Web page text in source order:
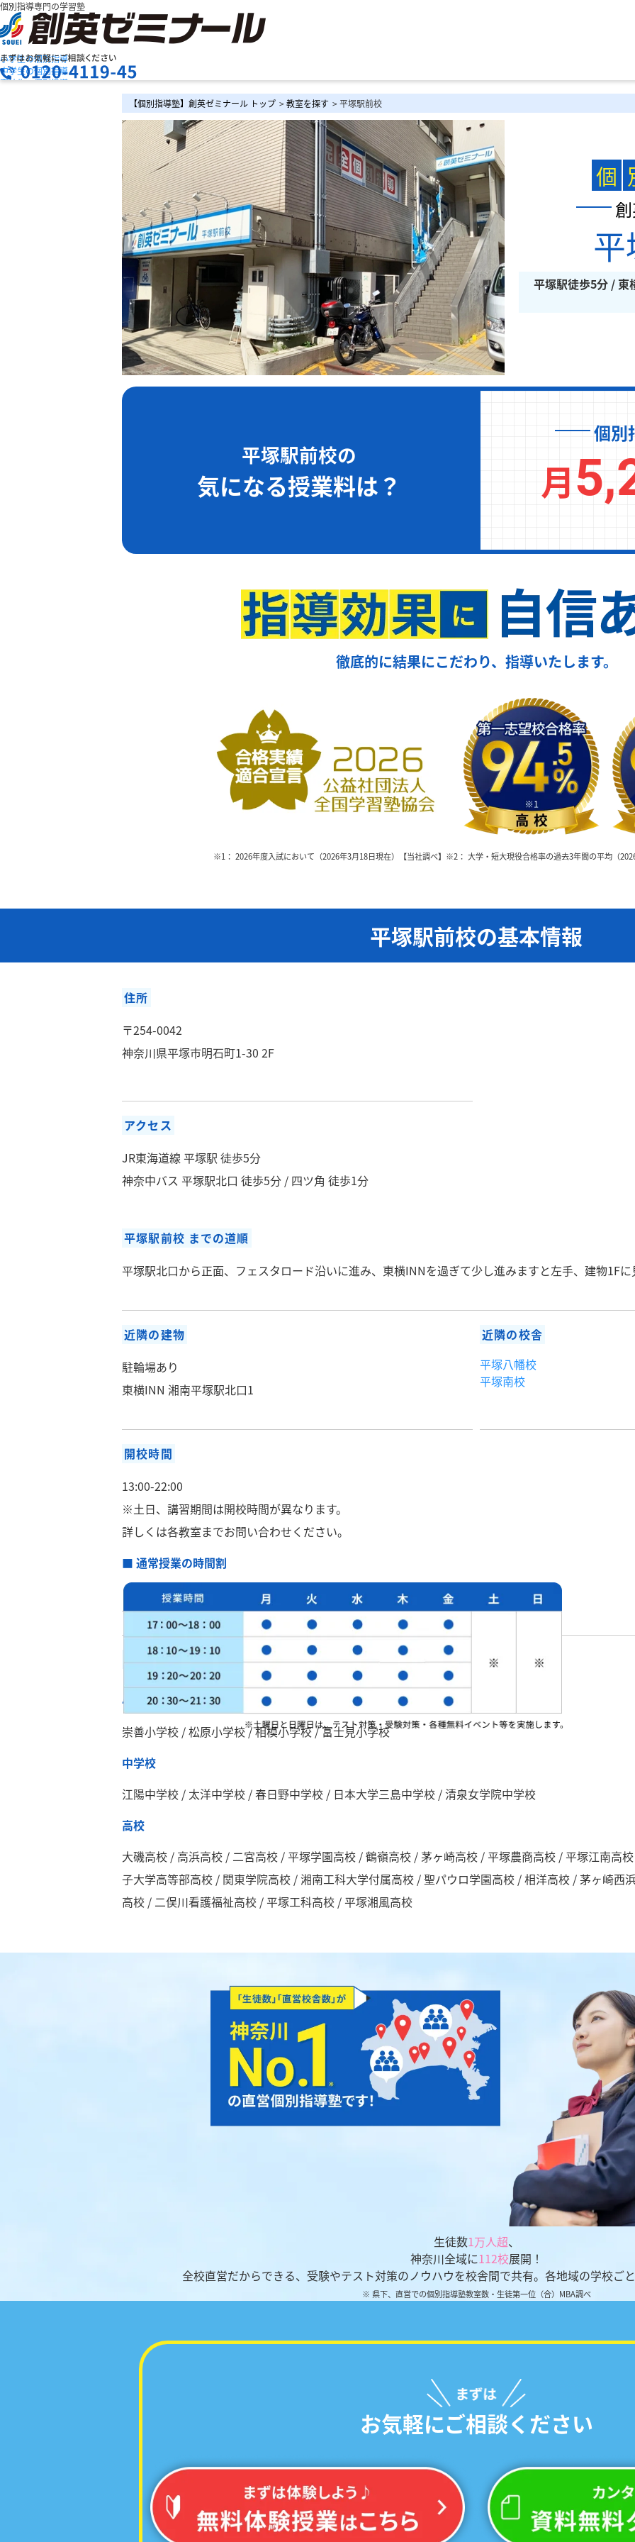
個別指導専門の学習塾
小学生の個別指導
中学生の個別指導
高校生の個別指導
お電話でのお問い合わせはこちら
［月～金］10:00～22:00 / ［土日］10:00～19:00
【個別指導塾】創英ゼミナール トップ >教室を探す > 平塚駅前校
個
平塚駅徒歩5分 / 東
平塚駅前校の
気になる授業料は？
個別
月
徹底的に結果にこだわり、指導いたします。
※1： 2026年度入試において（2026年3月18日現在）【当社調べ】 ※2： 大学・短大現役合格率の過去3年間の平均（
平塚駅前校の基本情報
住所
〒254-0042
神奈川県平塚市明石町1-30 2F
アクセス
JR東海道線 平塚駅 徒歩5分
神奈中バス 平塚駅北口 徒歩5分 / 四ツ角 徒歩1分
平塚駅前校 までの道順
平塚駅北口から正面、フェスタロード沿いに進み、東横INNを過ぎて少し進みますと左手、建物1Fに
近隣の建物
駐輪場あり
東横INN 湘南平塚駅北口1
近隣の校舎
平塚八幡校
平塚南校
開校時間
13:00-22:00
※土日、講習期間は開校時間が異なります。
詳しくは各教室までお問い合わせください。
■ 通常授業の時間割
近隣の学校・ご通塾いただいている学校
小学校
崇善小学校 / 松原小学校 / 相模小学校 / 富士見小学校
中学校
江陽中学校 / 太洋中学校 / 春日野中学校 / 日本大学三島中学校 / 清泉女学院中学校
高校
大磯高校 / 高浜高校 / 二宮高校 / 平塚学園高校 / 鶴嶺高校 / 茅ヶ崎高校 / 平塚農商高校 / 平塚江南高
子大学高等部高校 / 関東学院高校 / 湘南工科大学付属高校 / 聖パウロ学園高校 / 相洋高校 / 茅ヶ崎西
高校 / 二俣川看護福祉高校 / 平塚工科高校 / 平塚湘風高校
生徒数1万人超、
神奈川全域に112校展開！
全校直営だからできる、受験やテスト対策のノウハウを校舎間で共有。各地域の学校ご
※ 県下、直営での個別指導塾教室数・生徒第一位（合）MBA調べ
お気軽にご相談ください